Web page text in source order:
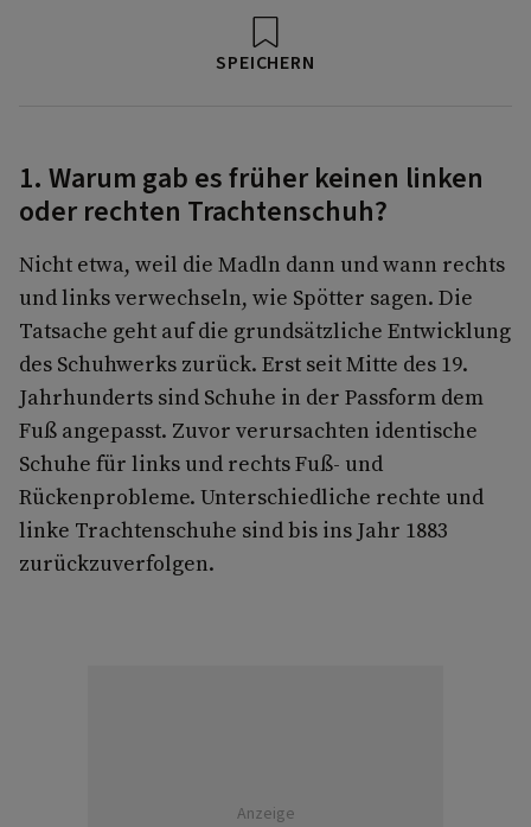
SPEICHERN
1. Warum gab es früher keinen linken
oder rechten Trachtenschuh?
Nicht etwa, weil die Madln dann und wann rechts
und links verwechseln, wie Spötter sagen. Die
Tatsache geht auf die grundsätzliche Entwicklung
des Schuhwerks zurück. Erst seit Mitte des 19.
Jahrhunderts sind Schuhe in der Passform dem
Fuß angepasst. Zuvor verursachten identische
Schuhe für links und rechts Fuß- und
Rückenprobleme. Unterschiedliche rechte und
linke Trachtenschuhe sind bis ins Jahr 1883
zurückzuverfolgen.
Anzeige